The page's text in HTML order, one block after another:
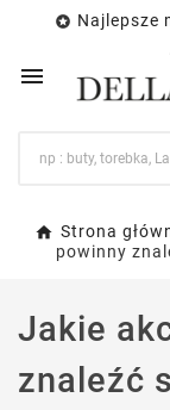
 Najlepsze

Strona
powinny
Jakie
znaleźć